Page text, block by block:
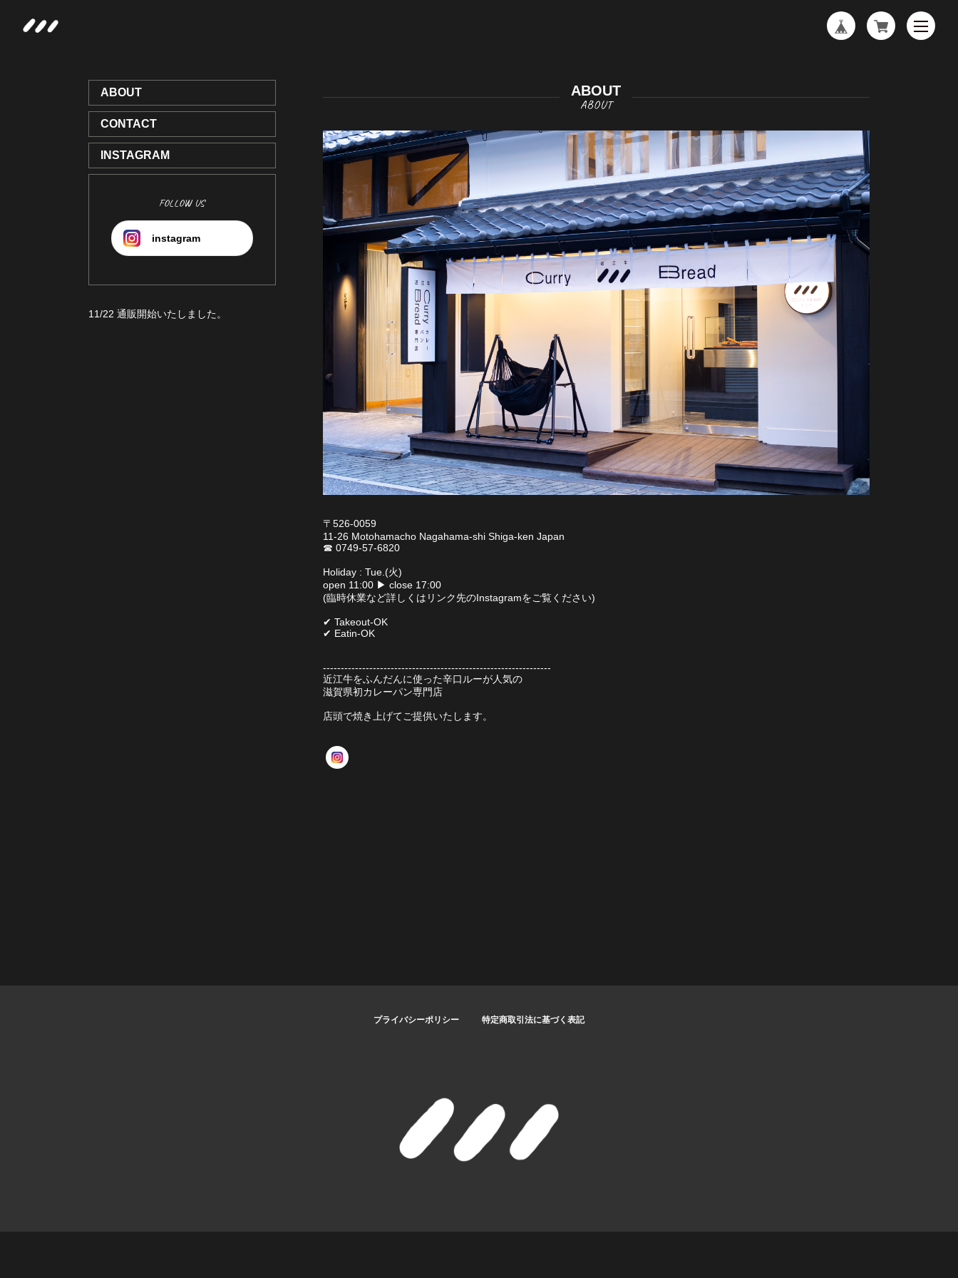
ABOUT
CONTACT
INSTAGRAM
FOLLOW US
instagram
11/22 通販開始いたしました。
ABOUT
〒526-0059
11-26 Motohamacho Nagahama-shi Shiga-ken Japan
☎︎ 0749-57-6820
Holiday : Tue.(火)
open 11:00 ▶︎ close 17:00
(臨時休業など詳しくはリンク先のInstagramをご覧ください)
✔︎ Takeout-OK
✔︎ Eatin-OK
----------------------------------------------------------------
近江牛をふんだんに使った辛口ルーが人気の
滋賀県初カレーパン専門店
店頭で焼き上げてご提供いたします。
プライバシーポリシー 特定商取引法に基づく表記